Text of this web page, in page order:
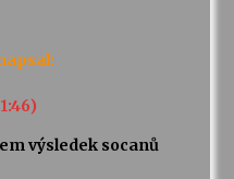
výsledek socanů